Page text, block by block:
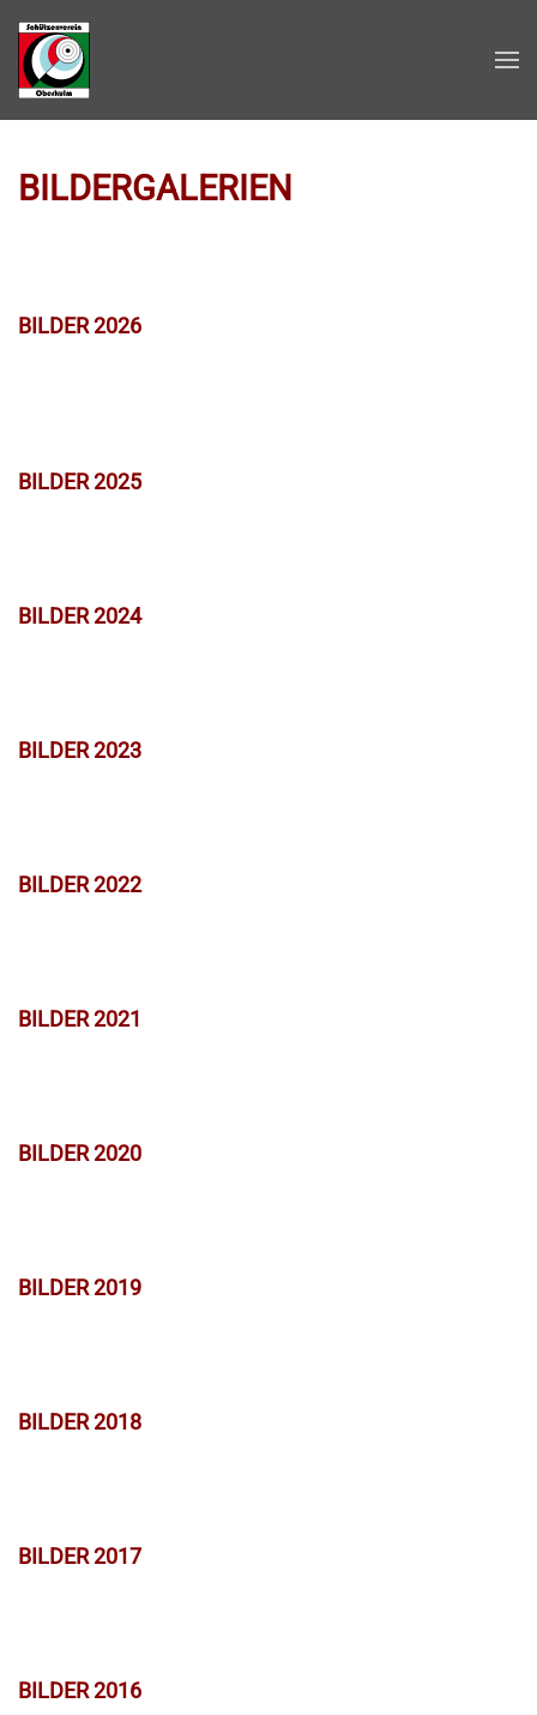
Zum Hauptinhalt springen
BILDERGALERIEN
BILDER 2026
BILDER 2025
BILDER 2024
BILDER 2023
BILDER 2022
BILDER 2021
BILDER 2020
BILDER 2019
BILDER 2018
BILDER 2017
BILDER 2016